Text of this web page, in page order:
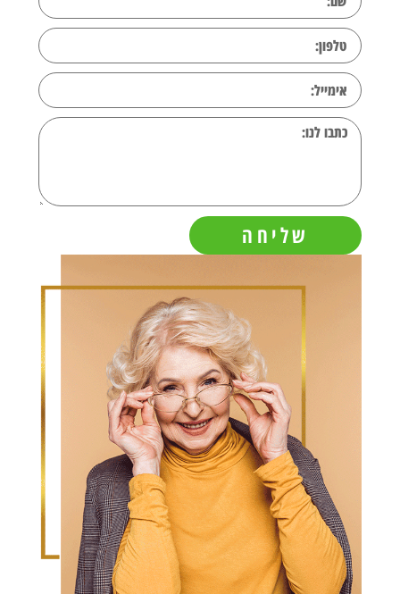
שליחה